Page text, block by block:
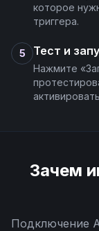
которое
триггера.
5 Тест и
Нажмите
Зачем
Подключение